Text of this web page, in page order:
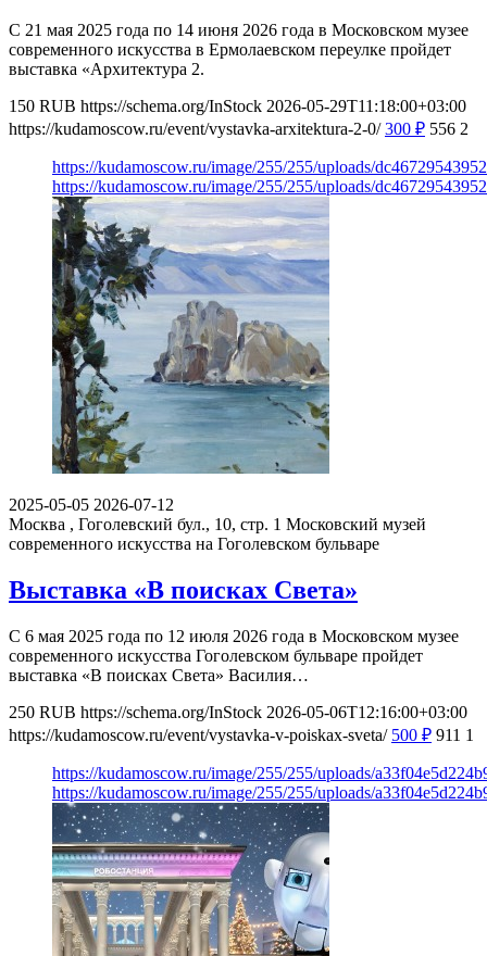
С 21 мая 2025 года по 14 июня 2026 года в Московском музее
современного искусства в Ермолаевском переулке пройдет
выставка «Архитектура 2.
150 RUB https://schema.org/InStock 2026-05-29T11:18:00+03:00
https://kudamoscow.ru/event/vystavka-arxitektura-2-0/ 300 ₽ 556 2
https://kudamoscow.ru/image/255/255/uploads/
https://kudamoscow.ru/image/255/255/uploads/
2025-05-05 2026-07-12
Москва , Гоголевский бул., 10, стр. 1 Московский музей
современного искусства на Гоголевском бульваре
Выставка «В поисках Света»
С 6 мая 2025 года по 12 июля 2026 года в Московском музее
современного искусства Гоголевском бульваре пройдет
выставка «В поисках Света» Василия…
250 RUB https://schema.org/InStock 2026-05-06T12:16:00+03:00
https://kudamoscow.ru/event/vystavka-v-poiskax-sveta/ 500 ₽ 911 1
https://kudamoscow.ru/image/255/255/uploads/
https://kudamoscow.ru/image/255/255/uploads/